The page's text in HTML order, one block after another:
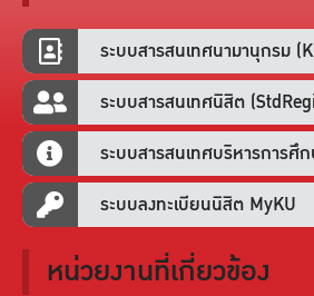
ระบบสารสนเทศนามานุกรม
ระบบสารสนเทศนิสิต
ระบบสารสนเทศบริหารการศึ
ระบบลงทะเบียนนิสิต MyKU
หน่วยงานที่เกี่ยวข้อง